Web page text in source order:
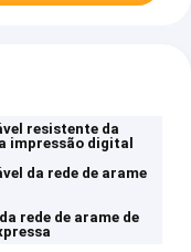
resistente da
impressão digital
da rede de arame
rede de arame de